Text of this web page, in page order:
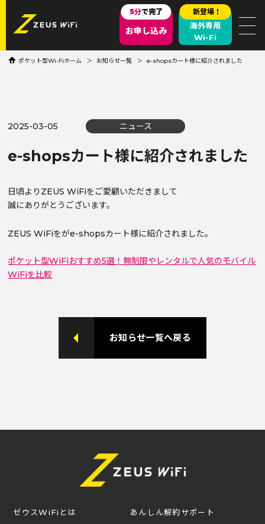
5分で完了
お申し込み
新登場！
海外専用
Wi-Fi
ポケット型Wi-Fiホーム お知らせ一覧 e-shopsカート様に紹介されました
2025-03-05 ニュース
e-shopsカート様に紹介されました
日頃よりZEUS WiFiをご愛顧いただきまして
誠にありがとうございます。
ZEUS WiFiをがe-shopsカート様に紹介されました。
ポケット型WiFiおすすめ5選！無制限やレンタルで人気のモバイル
WiFiを比較
お知らせ一覧へ戻る
ゼウスWiFiとは
あんしん解約サポート